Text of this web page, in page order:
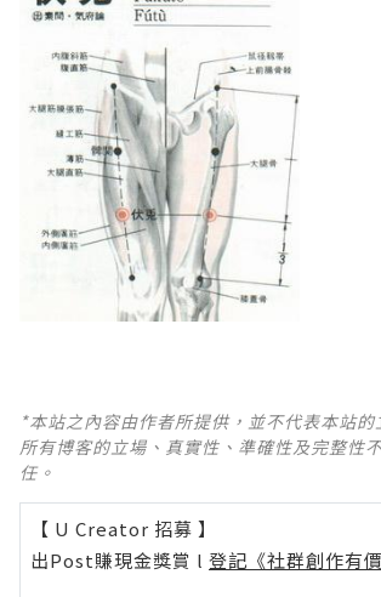
*本站之內容由作者所提供，並不代表本站
所有博客的立場、真實性、準確性及完整性
任。
【 U Creator 招募 】
出Post賺現金獎賞 l 登記《社群創作有價